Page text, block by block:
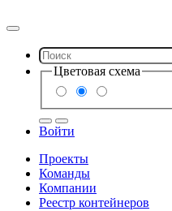
Цветовая схема
Войти
Проекты
Команды
Компании
Реестр контейнеров